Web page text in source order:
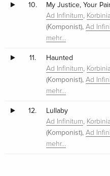
10. My Justice, Your
Ad Infinitum,
(Komponist),Ad
mehr…
11. Haunted
Ad Infinitum,
(Komponist),Ad
mehr…
12. Lullaby
Ad Infinitum,
(Komponist),Ad
mehr…